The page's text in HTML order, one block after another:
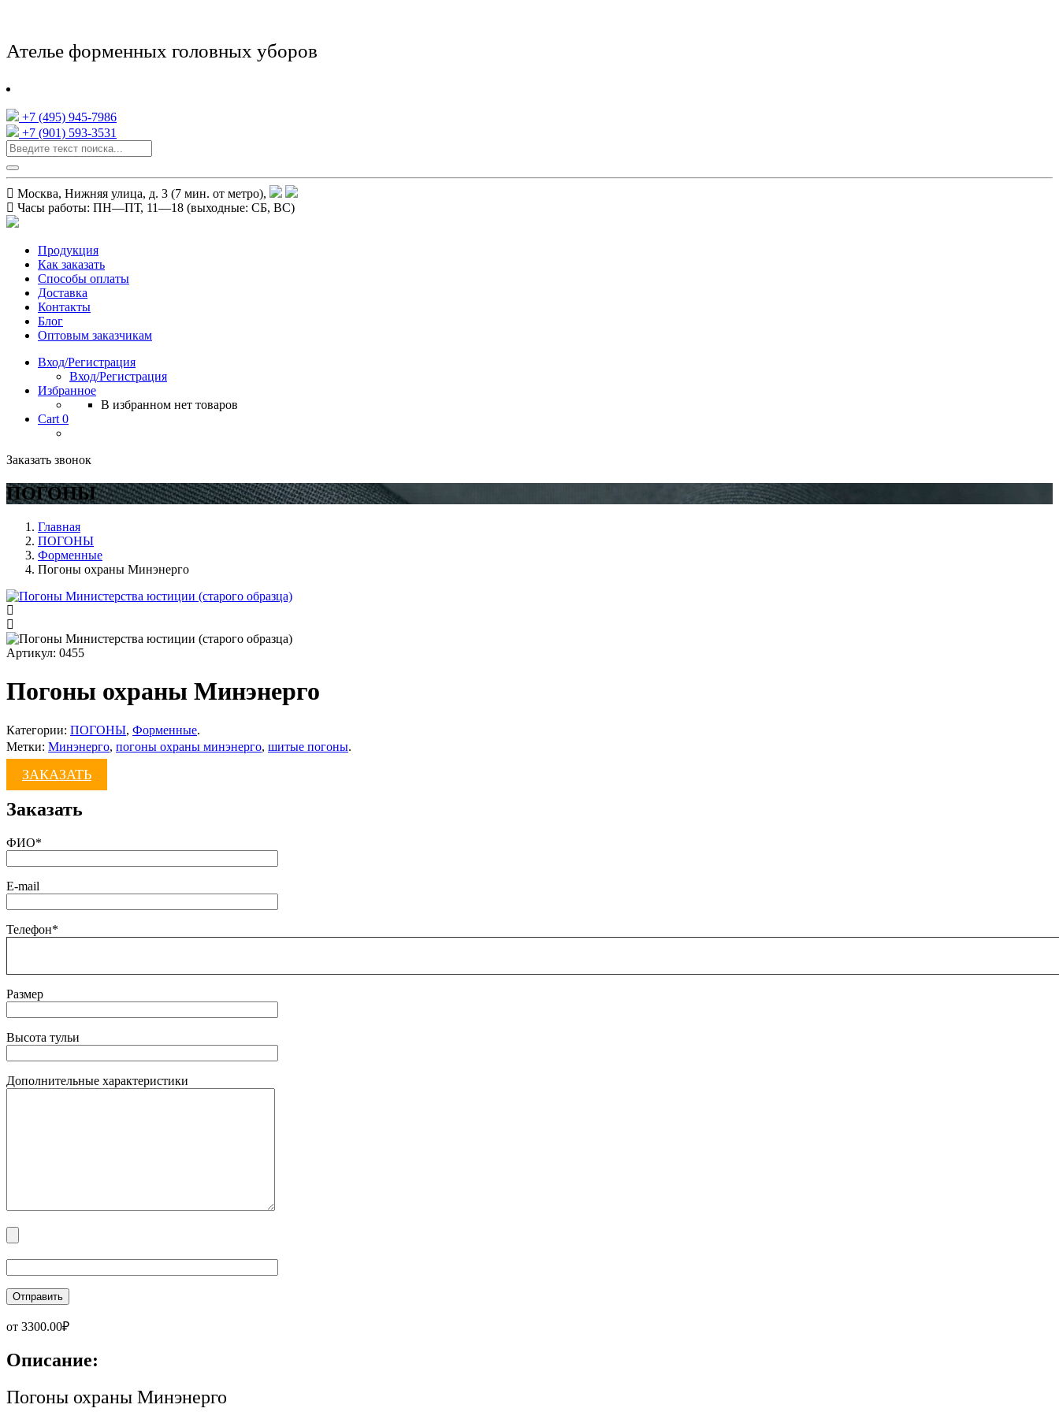
Ателье форменных головных уборов
+7 (495) 945-7986
+7 (901) 593-3531
Москва, Нижняя улица, д. 3 (7 мин. от метро),
Часы работы: ПН—ПТ, 11—18 (выходные: СБ, ВС)
Продукция
Как заказать
Способы оплаты
Доставка
Контакты
Блог
Оптовым заказчикам
Вход/Регистрация
Вход/Регистрация
Избранное
В избранном нет товаров
Cart 0
Заказать звонок
ПОГОНЫ
Главная
ПОГОНЫ
Форменные
Погоны охраны Минэнерго
Артикул: 0455
Погоны охраны Минэнерго
Категории: ПОГОНЫ, Форменные.
Метки: Минэнерго, погоны охраны минэнерго, шитые погоны.
ЗАКАЗАТЬ
Заказать
ФИО*
E-mail
Телефон*
Размер
Высота тульи
Дополнительные характеристики
от 3300.00₽
Описание:
Погоны охраны Минэнерго